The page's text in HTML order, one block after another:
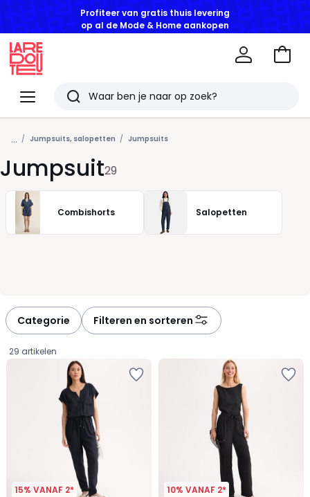
Profiteer van gratis thuis levering
op al de Mode & Home aankopen
Menu
Redoute
Zoeken
Laatst
bekeken
artikelen
Naar
... Jumpsuits, salopetten Jumpsuits
Jumpsuit29
Combishorts Salopetten
Categorie Filteren en sorteren
29 artikelen
15% VANAF 2* 10% VANAF 2*